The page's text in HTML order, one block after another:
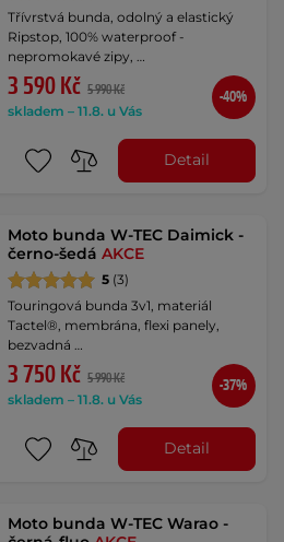
Třívrstvá bunda, odolný a elastický
Ripstop, 100% waterproof -
nepromokavé zipy, …
3 590 Kč 5 990 Kč
skladem – 11.8. u Vás
-40%
Detail
Moto bunda W-TEC Daimick -
černo-šedáAKCE
5 (3)
Touringová bunda 3v1, materiál
Tactel®, membrána, flexi panely,
bezvadná …
3 750 Kč 5 990 Kč
skladem – 11.8. u Vás
-37%
Detail
Moto bunda W-TEC Warao -